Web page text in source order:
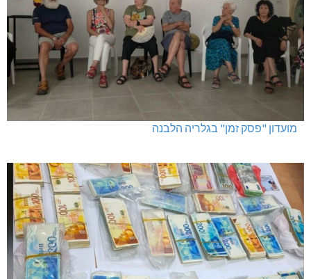
מועדון "פסק זמן" בגלריה הלבנה